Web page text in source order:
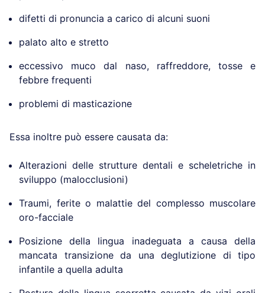
difetti di pronuncia a carico di alcuni suoni
palato alto e stretto
eccessivo muco dal naso, raffreddore, tosse e
febbre frequenti
problemi di masticazione
Essa inoltre può essere causata da:
Alterazioni delle strutture dentali e scheletriche in
sviluppo (malocclusioni)
Traumi, ferite o malattie del complesso muscolare
oro-facciale
Posizione della lingua inadeguata a causa della
mancata transizione da una deglutizione di tipo
infantile a quella adulta